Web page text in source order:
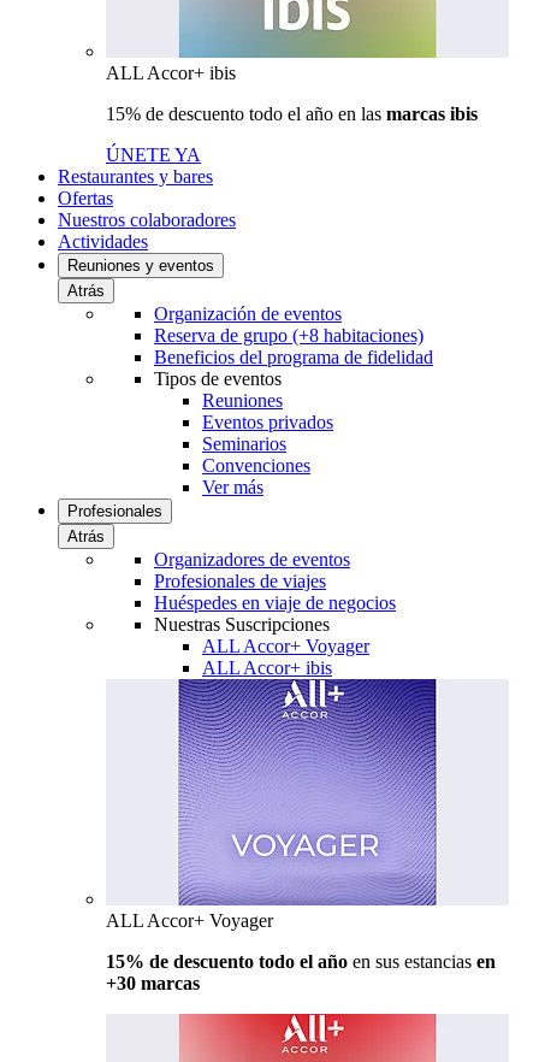
ALL Accor+ ibis
15% de descuento todo el año en las marcas ibis
ÚNETE YA
Restaurantes y bares
Ofertas
Nuestros colaboradores
Actividades
Reuniones y eventos
Atrás
Organización de eventos
Reserva de grupo (+8 habitaciones)
Beneficios del programa de fidelidad
Tipos de eventos
Reuniones
Eventos privados
Seminarios
Convenciones
Ver más
Profesionales
Atrás
Organizadores de eventos
Profesionales de viajes
Huéspedes en viaje de negocios
Nuestras Suscripciones
ALL Accor+ Voyager
ALL Accor+ ibis
ALL Accor+ Voyager
15% de descuento todo el año en sus estancias en
+30 marcas